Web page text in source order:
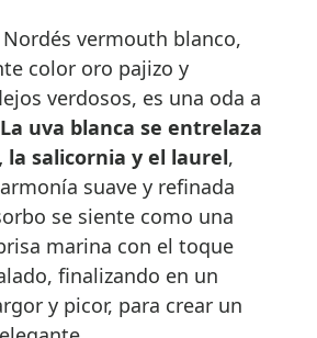
vermouth blanco,
color oro pajizo y
verdosos, es una oda a
La uva blanca se entrelaza
la salicornia y el laurel,
suave y refinada
se siente como una
marina con el toque
finalizando en un
y picor, para crear un